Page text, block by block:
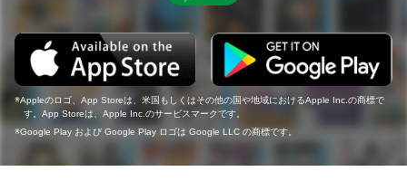
Appleのロゴ、App Storeは、米国もしくはその他の国や地域におけるApple Inc.の商標で
す。App Storeは、Apple Inc.のサービスマークです。
Google Play および Google Play ロゴは Google LLC の商標です。